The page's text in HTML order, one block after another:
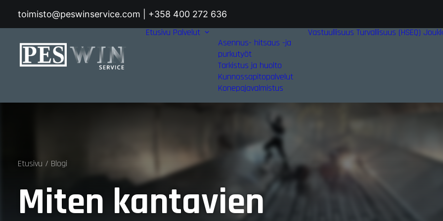
toimisto@peswinservice.com | +358 400 272 636
Etusivu Palvelut
Asennus- hitsaus -ja
purkutyöt
Tarkistus ja huolto
Kunnossapitopalvelut
Konepajavalmistus
Vastuullisuus Turvallisuus (HSEQ)
Etusivu Blogi
Miten kantavien